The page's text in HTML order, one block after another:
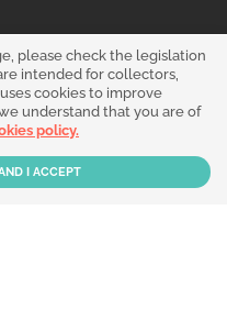
please check the legislation
intended for collectors,
cookies to improve
understand that you are of
policy.